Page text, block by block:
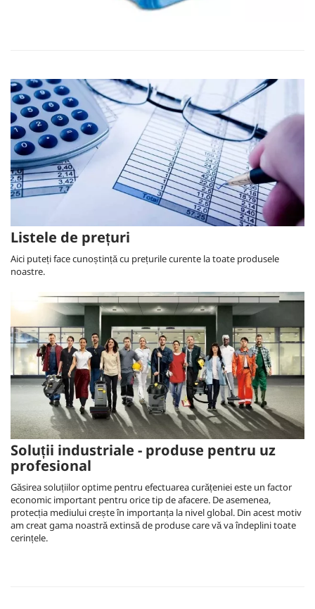
Listele de prețuri
Aici puteți face cunoștință cu prețurile curente la toate produsele
noastre.
Soluții industriale - produse pentru uz
profesional
Găsirea soluțiilor optime pentru efectuarea curățeniei este un factor
economic important pentru orice tip de afacere. De asemenea,
protecția mediului crește în importanța la nivel global. Din acest motiv
am creat gama noastră extinsă de produse care vă va îndeplini toate
cerințele.